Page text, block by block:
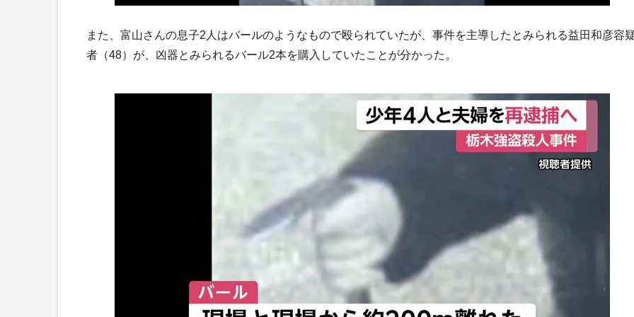
また、富山さんの息子2人はバールのようなもので殴られていたが、事件を主導したとみられる益田和彦容
者（48）が、凶器とみられるバール2本を購入していたことが分かった。